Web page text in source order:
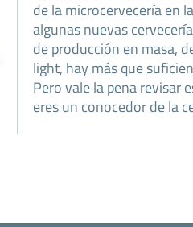
de la microcervecería en
algunas nuevas
de producción en masa,
light, hay más que
Pero vale la pena revisar
eres un conocedor de la